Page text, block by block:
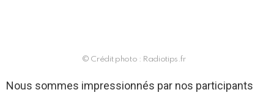
© Crédit photo : Radiotips.fr
Nous sommes impressionnés par nos participants